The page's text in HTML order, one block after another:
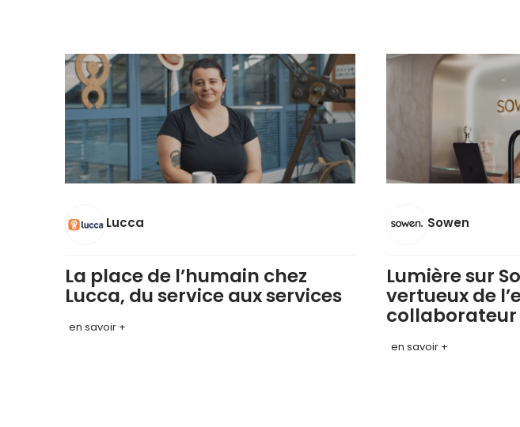
Lucca
La place de l’humain chez
Lucca, du service aux services
en savoir +
Sowen
Lumière sur
vertueux de
collaborateur
en savoir +